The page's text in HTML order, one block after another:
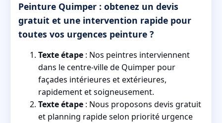
Peinture Quimper : obtenez un devis
gratuit et une intervention rapide pour
toutes vos urgences peinture ?
Texte étape : Nos peintres interviennent
dans le centre-ville de Quimper pour
façades intérieures et extérieures,
rapidement et soigneusement.
Texte étape : Nous proposons devis gratuit
et planning rapide selon priorité urgence